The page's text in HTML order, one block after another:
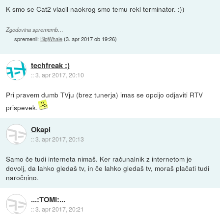
K smo se Cat2 vlacil naokrog smo temu rekl terminator. :))
Zgodovina sprememb…
spremenil: BigWhale(3. apr 2017 ob 19:26)
techfreak :)
::3. apr 2017, 20:10
Pri pravem dumb TVju (brez tunerja) imas se opcijo odjaviti RTV
prispevek.
Okapi
::3. apr 2017, 20:13
Samo če tudi interneta nimaš. Ker računalnik z internetom je
dovolj, da lahko gledaš tv, in če lahko gledaš tv, moraš plačati tudi
naročnino.
...:TOMI:...
::3. apr 2017, 20:21